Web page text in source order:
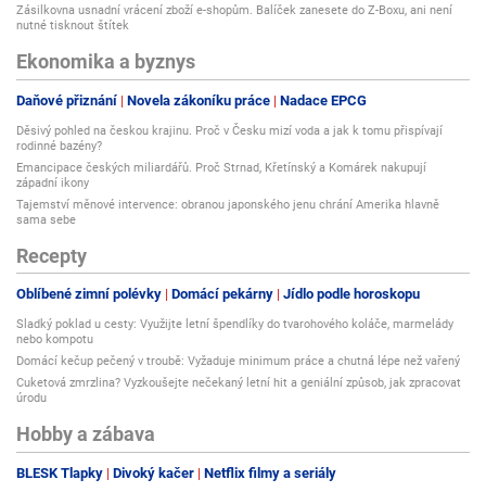
Zásilkovna usnadní vrácení zboží e-shopům. Balíček zanesete do Z-Boxu, ani není
nutné tisknout štítek
Ekonomika a byznys
Daňové přiznání Novela zákoníku práce Nadace EPCG
Děsivý pohled na českou krajinu. Proč v Česku mizí voda a jak k tomu přispívají
rodinné bazény?
Emancipace českých miliardářů. Proč Strnad, Křetínský a Komárek nakupují
západní ikony
Tajemství měnové intervence: obranou japonského jenu chrání Amerika hlavně
sama sebe
Recepty
Oblíbené zimní polévky Domácí pekárny Jídlo podle horoskopu
Sladký poklad u cesty: Využijte letní špendlíky do tvarohového koláče, marmelády
nebo kompotu
Domácí kečup pečený v troubě: Vyžaduje minimum práce a chutná lépe než vařený
Cuketová zmrzlina? Vyzkoušejte nečekaný letní hit a geniální způsob, jak zpracovat
úrodu
Hobby a zábava
BLESK Tlapky Divoký kačer Netflix filmy a seriály